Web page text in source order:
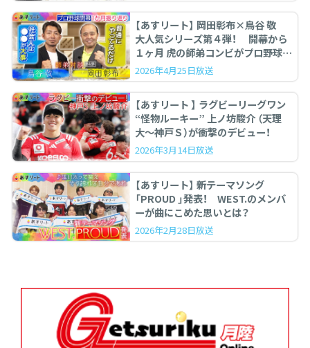
【あすリート】 岡田彰布×鳥谷 敬
大人気シリーズ第４弾！ 開幕から
１ヶ月 虎の師弟コンビがプロ野球を
ぶった斬る！
2026年4月25日放送
【あすリート 】 ラグビーリーグワン
“怪物ルーキー” 上ノ坊駿介 （天理
大〜神戸Ｓ）が衝撃のデビュー！
2026年3月14日放送
【あすリート】 新テーマソング
「PROUD 」発表！ WEST.のメンバ
ーが曲にこめた思いとは？
2026年2月28日放送